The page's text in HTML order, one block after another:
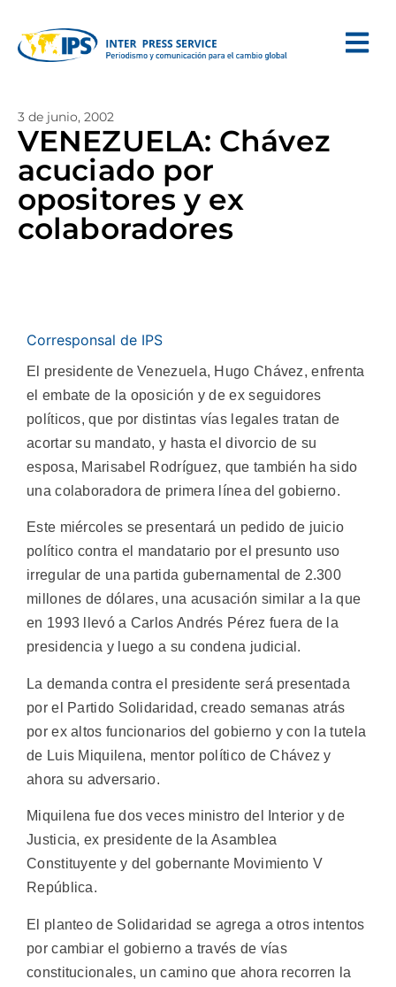
3 de junio, 2002
VENEZUELA: Chávez
acuciado por
opositores y ex
colaboradores
Corresponsal de IPS
El presidente de Venezuela, Hugo Chávez, enfrenta
el embate de la oposición y de ex seguidores
políticos, que por distintas vías legales tratan de
acortar su mandato, y hasta el divorcio de su
esposa, Marisabel Rodríguez, que también ha sido
una colaboradora de primera línea del gobierno.
Este miércoles se presentará un pedido de juicio
político contra el mandatario por el presunto uso
irregular de una partida gubernamental de 2.300
millones de dólares, una acusación similar a la que
en 1993 llevó a Carlos Andrés Pérez fuera de la
presidencia y luego a su condena judicial.
La demanda contra el presidente será presentada
por el Partido Solidaridad, creado semanas atrás
por ex altos funcionarios del gobierno y con la tutela
de Luis Miquilena, mentor político de Chávez y
ahora su adversario.
Miquilena fue dos veces ministro del Interior y de
Justicia, ex presidente de la Asamblea
Constituyente y del gobernante Movimiento V
República.
El planteo de Solidaridad se agrega a otros intentos
por cambiar el gobierno a través de vías
constitucionales, un camino que ahora recorren la